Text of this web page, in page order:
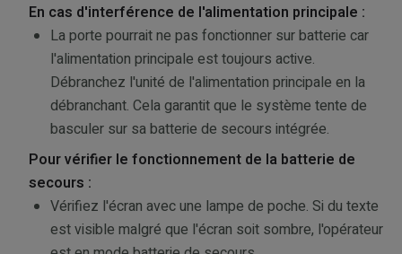
En cas d'interférence de l'alimentation principale :
La porte pourrait ne pas fonctionner sur batterie car
l'alimentation principale est toujours active.
Débranchez l'unité de l'alimentation principale en la
débranchant. Cela garantit que le système tente de
basculer sur sa batterie de secours intégrée.
Pour vérifier le fonctionnement de la batterie de
secours :
Vérifiez l'écran avec une lampe de poche. Si du texte
est visible malgré que l'écran soit sombre, l'opérateur